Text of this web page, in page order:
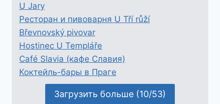
U Jary
Ресторан и пивоварня U Tří růží
Břevnovský pivovar
Hostinec U Templáře
Café Slavia (кафе Славия)
Коктейль-бары в Праге
Загрузить больше (10/53)